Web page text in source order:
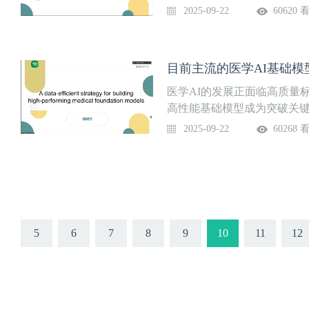
较、智能体驱动的生物医学
2025-09-22 60620
医学AI的发展正面临高质量
高性能基础模型成为突破关
学 AI 基础模型架构，例如
2025-09-22 60268
5 6 7 8 9 10 11 12